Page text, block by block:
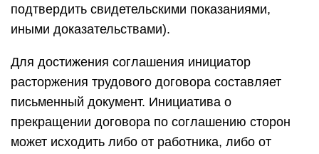
подтвердить свидетельскими показаниями,
иными доказательствами).
Для достижения соглашения инициатор
расторжения трудового договора составляет
письменный документ. Инициатива о
прекращении договора по соглашению сторон
может исходить либо от работника, либо от